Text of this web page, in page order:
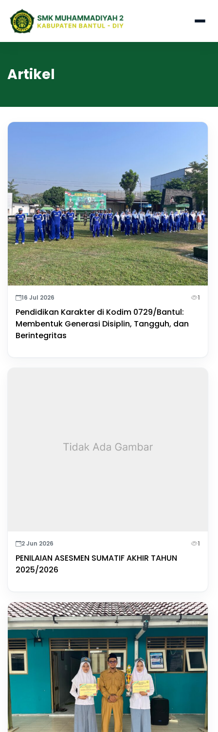
Artikel
16 Jul 2026 1
Pendidikan Karakter di Kodim 0729/Bantul:
Membentuk Generasi Disiplin, Tangguh, dan
Berintegritas
2 Jun 2026 1
PENILAIAN ASESMEN SUMATIF AKHIR TAHUN
2025/2026